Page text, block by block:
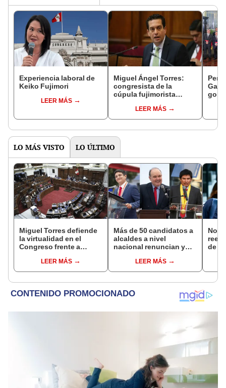
Experiencia laboral de
Keiko Fujimori
LEER MÁS
Miguel Ángel Torres:
congresista de la
cúpula fujimorista
del SenadoLEER MÁS
LO MÁS VISTO LO ÚLTIMO
Miguel Torres defiende
la virtualidad en el
Congreso frente a
plantea la
presencialidad
LEER MÁS
Más de 50 candidatos a
alcaldes a nivel
nacional renuncian y
encubiertaLEER MÁS
de